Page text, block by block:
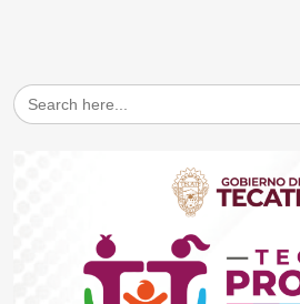
Search
for: